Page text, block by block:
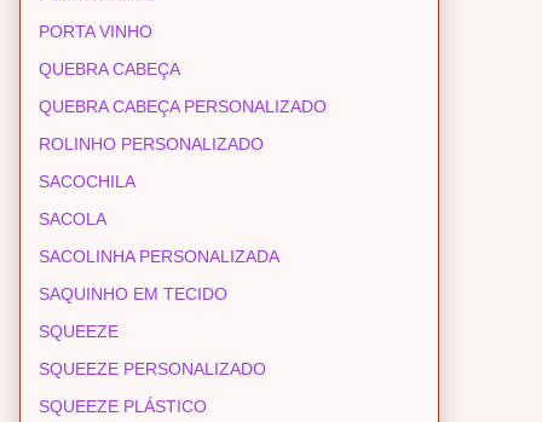
PORTA VINHO
QUEBRA CABEÇA
QUEBRA CABEÇA PERSONALIZADO
ROLINHO PERSONALIZADO
SACOCHILA
SACOLA
SACOLINHA PERSONALIZADA
SAQUINHO EM TECIDO
SQUEEZE
SQUEEZE PERSONALIZADO
SQUEEZE PLÁSTICO